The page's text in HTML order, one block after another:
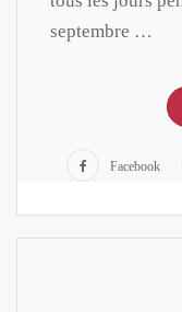
septembre …
Facebook